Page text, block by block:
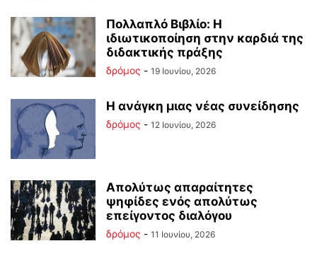
Πολλαπλό Βιβλίο: Η
ιδιωτικοποίηση στην καρδιά της
διδακτικής πράξης
δρόμος - 19 Ιουνίου, 2026
Η ανάγκη μιας νέας συνείδησης
δρόμος - 12 Ιουνίου, 2026
Απολύτως απαραίτητες
ψηφίδες ενός απολύτως
επείγοντος διαλόγου
δρόμος - 11 Ιουνίου, 2026